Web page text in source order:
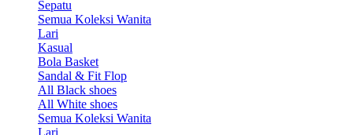
Sepatu
Semua Koleksi Wanita
Lari
Kasual
Bola Basket
Sandal & Fit Flop
All Black shoes
All White shoes
Semua Koleksi Wanita